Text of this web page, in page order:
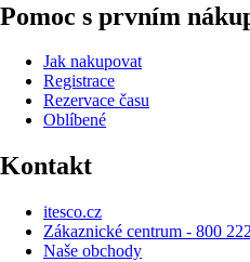
Pomoc s prvním
Jak nakupovat
Registrace
Rezervace času
Oblíbené
Kontakt
itesco.cz
Zákaznické centrum - 800
Naše obchody